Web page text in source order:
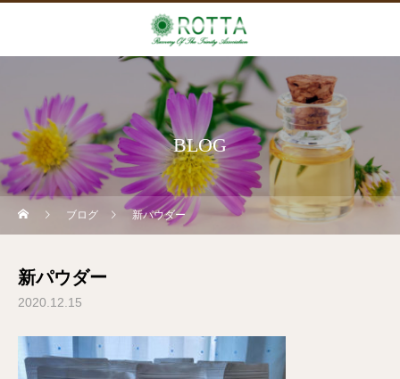
BLOG
ブログ 新パウダー
新パウダー
2020.12.15